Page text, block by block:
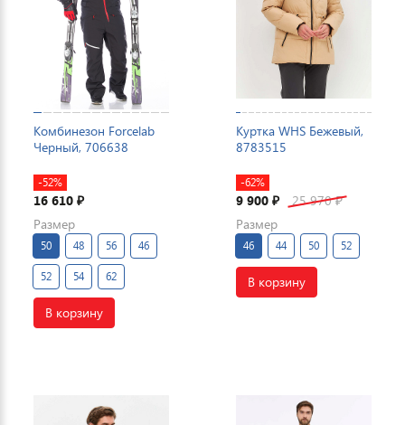
Комбинезон Forcelab
Черный, 706638
-52%
16 610 ₽
Размер
50 48 56 46
52 54 62
В корзину
Куртка WHS Бежевый,
8783515
-62%
9 900 ₽ 25 970₽
Размер
46 44 50 52
В корзину